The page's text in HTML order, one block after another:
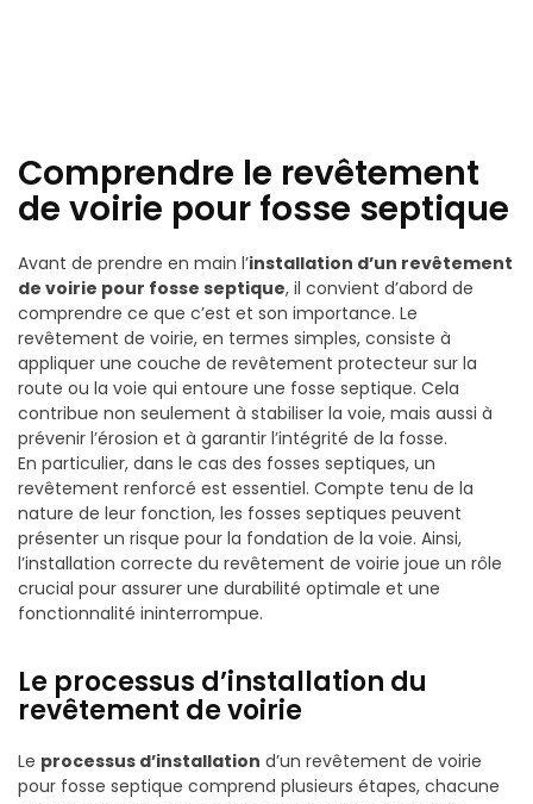
Comprendre le revêtement
de voirie pour fosse septique
Avant de prendre en main l’installation d’un revêtement
de voirie pour fosse septique, il convient d’abord de
comprendre ce que c’est et son importance. Le
revêtement de voirie, en termes simples, consiste à
appliquer une couche de revêtement protecteur sur la
route ou la voie qui entoure une fosse septique. Cela
contribue non seulement à stabiliser la voie, mais aussi à
prévenir l’érosion et à garantir l’intégrité de la fosse.
En particulier, dans le cas des fosses septiques, un
revêtement renforcé est essentiel. Compte tenu de la
nature de leur fonction, les fosses septiques peuvent
présenter un risque pour la fondation de la voie. Ainsi,
l’installation correcte du revêtement de voirie joue un rôle
crucial pour assurer une durabilité optimale et une
fonctionnalité ininterrompue.
Le processus d’installation du
revêtement de voirie
Le processus d’installation d’un revêtement de voirie
pour fosse septique comprend plusieurs étapes, chacune